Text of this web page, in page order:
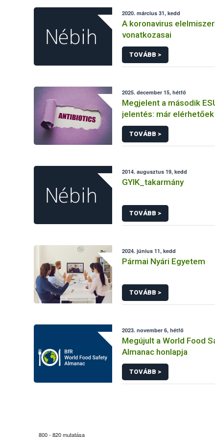
2020. március 31, kedd
A koronavirus
vonatkozasai
TOVÁBB >
2025. december 15, hétfő
Megjelent a második
jelentés: már
adatok az EU-ban
felhasznált
antimikrobiális szerekről
TOVÁBB >
2014. augusztus 19, kedd
GYIK_takarmány
TOVÁBB >
2024. június 11, kedd
Pármai Nyári Egyetem
TOVÁBB >
2023. november 6, hétfő
Megújult a World Food
Almanac honlapja
TOVÁBB >
800 - 820 mutatása